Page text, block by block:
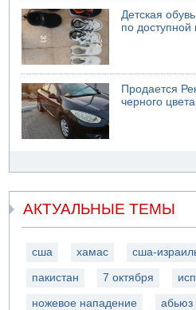
Детская
по доступной
Продается
черного
АКТУАЛЬНЫЕ ТЕМЫ
сша хамас сша-
пакистан 7 октября
ножевое нападение абьюз